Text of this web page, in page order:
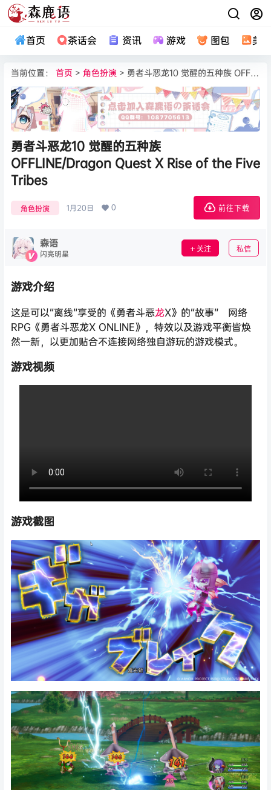
首页 茶话会 资讯 游戏 图包 美
当前位置： 首页 > 角色扮演 > 勇者斗恶龙10 觉醒的五种族 OFFLINE/Dragon Quest X Rise of the Five Tribes
勇者斗恶龙10 觉醒的五种族
OFFLINE/Dragon Quest X Rise of the Five
Tribes
角色扮演 1月20日 0 前往下载
森语
闪亮明星 关注 私信
游戏介绍
这是可以“离线”享受的《勇者斗恶龙X》的“故事” 网络
RPG《勇者斗恶龙X ONLINE》，特效以及游戏平衡皆焕
然一新，以更加贴合不连接网络独自游玩的游戏模式。
游戏视频
游戏截图